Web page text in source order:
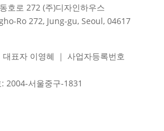
호로 272 (주)디자인하우스
Ro 272, Jung-gu, Seoul, 04617
표자 이영혜 ｜ 사업자등록번호
: 2004-서울중구-1831